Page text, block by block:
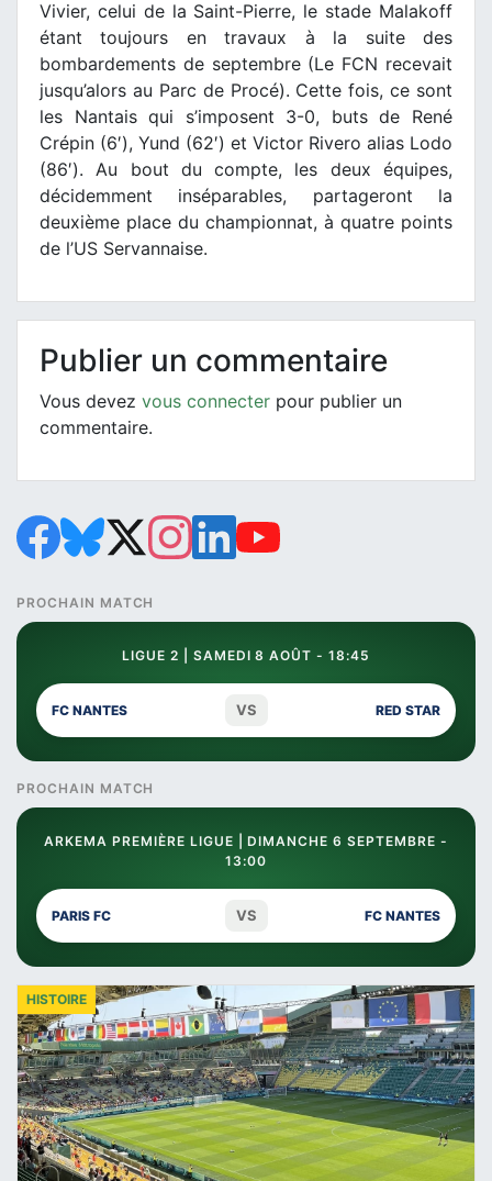
Vivier, celui de la Saint-Pierre, le stade Malakoff
étant toujours en travaux à la suite des
bombardements de septembre (Le FCN recevait
jusqu’alors au Parc de Procé). Cette fois, ce sont
les Nantais qui s’imposent 3-0, buts de René
Crépin (6′), Yund (62′) et Victor Rivero alias Lodo
(86′). Au bout du compte, les deux équipes,
décidemment inséparables, partageront la
deuxième place du championnat, à quatre points
de l’US Servannaise.
Publier un commentaire
Vous devez vous connecter pour publier un
commentaire.
PROCHAIN MATCH
LIGUE 2 | SAMEDI 8 AOÛT - 18:45
FC NANTES VS RED STAR
PROCHAIN MATCH
ARKEMA PREMIÈRE LIGUE | DIMANCHE 6 SEPTEMBRE -
13:00
PARIS FC VS FC NANTES
HISTOIRE